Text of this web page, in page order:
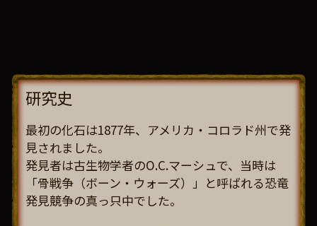
研究史
最初の化石は1877年、アメリカ・コロラド州で発
見されました。
発見者は古生物学者のO.C.マーシュで、当時は
「骨戦争（ボーン・ウォーズ）」と呼ばれる恐竜
発見競争の真っ只中でした。